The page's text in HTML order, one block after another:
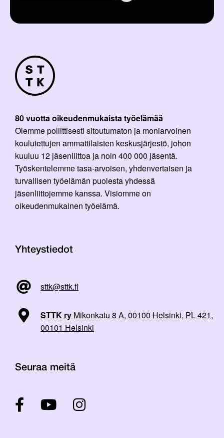
80 vuotta oikeudenmukaista työelämää
Olemme poliittisesti sitoutumaton ja moniarvoinen
koulutettujen ammattilaisten keskusjärjestö, johon
kuuluu 12 jäsenliittoa ja noin 400 000 jäsentä.
Työskentelemme tasa-arvoisen, yhdenvertaisen ja
turvallisen työelämän puolesta yhdessä
jäsenliittojemme kanssa. Visiomme on
oikeudenmukainen työelämä.
Yhteystiedot
sttk@sttk.fi
STTK ry Mikonkatu 8 A, 00100 Helsinki, PL 421,
00101 Helsinki
Seuraa meitä